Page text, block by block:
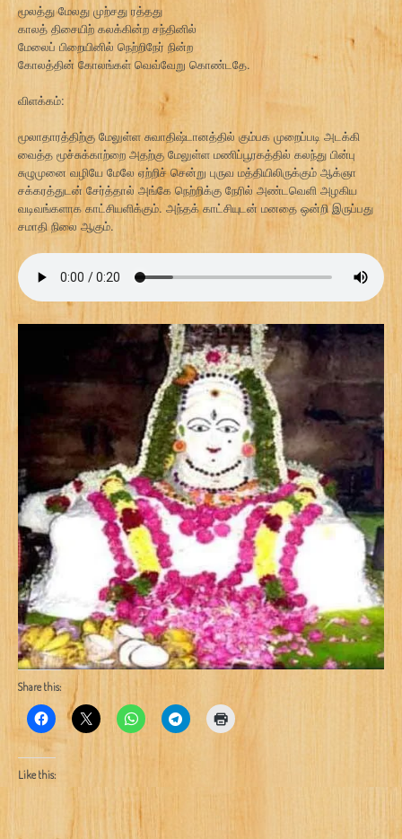
மூலத்து மேலது முற்சது ரத்தது
காலத் திசையிற் கலக்கின்ற சந்தினில்
மேலைப் பிறையினில் நெற்றிநேர் நின்ற
கோலத்தின் கோலங்கள் வெவ்வேறு கொண்டதே.
விளக்கம்:
மூலாதாரத்திற்கு மேலுள்ள சுவாதிஷ்டானத்தில் கும்பக முறைப்படி அடக்கி
வைத்த மூச்சுக்காற்றை அதற்கு மேலுள்ள மணிப்பூரகத்தில் கலந்து பின்பு
சுழுமுனை வழியே மேலே ஏற்றிச் சென்று புருவ மத்தியிலிருக்கும் ஆக்ஞா
சக்கரத்துடன் சேர்த்தால் அங்கே நெற்றிக்கு நேரில் அண்டவெளி அழகிய
வடிவங்களாக காட்சியளிக்கும். அந்தக் காட்சியுடன் மனதை ஒன்றி இருப்பது
சமாதி நிலை ஆகும்.
Share this:
Like this: